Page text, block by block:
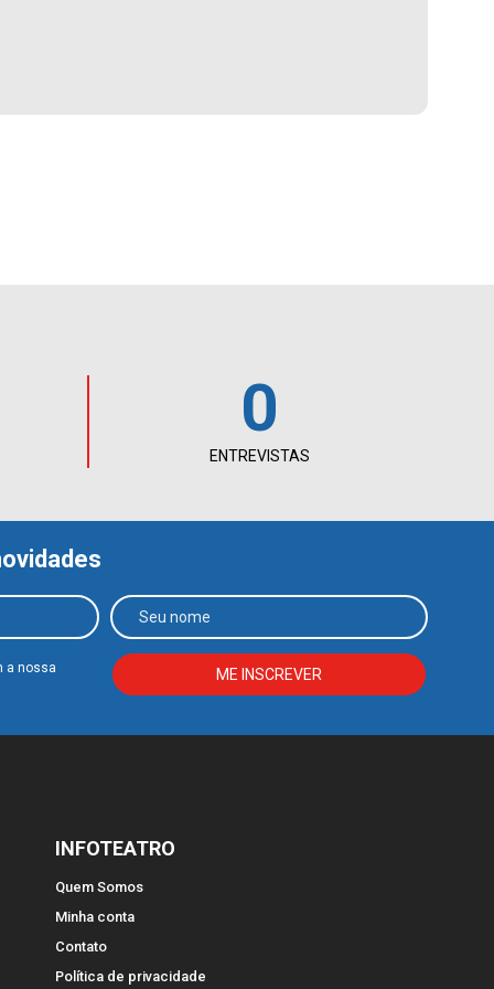
0
ENTREVISTAS
a nossa
INFOTEATRO
Quem Somos
Minha conta
Contato
Política de privacidade